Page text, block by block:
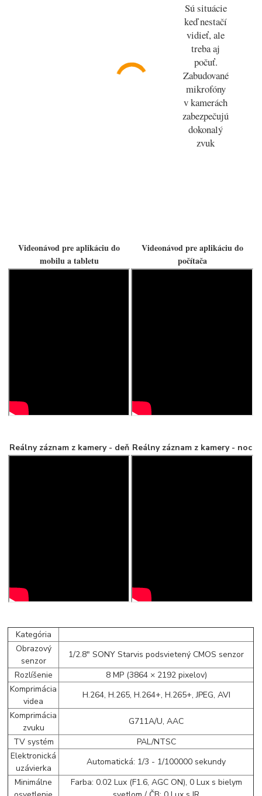
Sú situácie
keď nestačí
vidieť, ale
treba aj
počuť.
Zabudované
mikrofóny
v kamerách
zabezpečujú
dokonalý
zvuk
Videonávod pre aplikáciu do
mobilu a tabletu
Videonávod pre aplikáciu do
počítača
Reálny záznam z kamery - deň Reálny záznam z kamery - noc
Kategória
Obrazový
senzor
1/2.8" SONY Starvis podsvietený CMOS senzor
Rozlíšenie
8 MP (3864 × 2192 pixelov)
Komprimácia
videa
H.264, H.265, H.264+, H.265+, JPEG, AVI
Komprimácia
zvuku
G711A/U, AAC
TV systém
PAL/NTSC
Elektronická
uzávierka
Automatická: 1/3 - 1/100000 sekundy
Minimálne
Farba: 0.02 Lux (F1.6, AGC ON), 0 Lux s bielym